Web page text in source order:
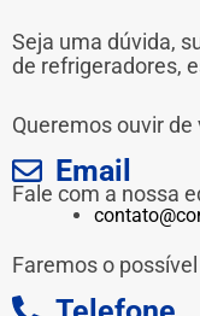
Seja uma dúvida,
de refrigeradores,
Queremos ouvir de
Email
Fale com a nossa
Faremos o